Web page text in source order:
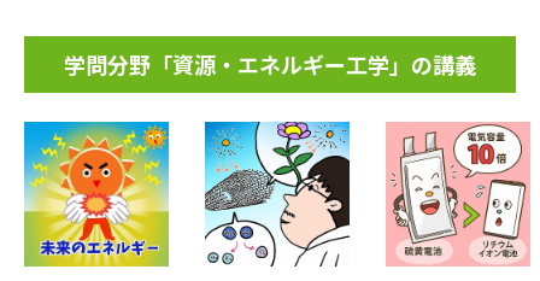
学問分野「資源・エネルギー工学」の講義